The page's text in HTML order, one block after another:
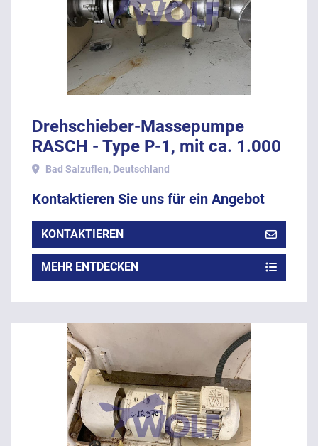
Drehschieber-Massepumpe
RASCH - Type P-1, mit ca. 1.000
kg Stundenleistung.
Bad Salzuflen, Deutschland
Kontaktieren Sie uns für ein Angebot
KONTAKTIEREN
MEHR ENTDECKEN